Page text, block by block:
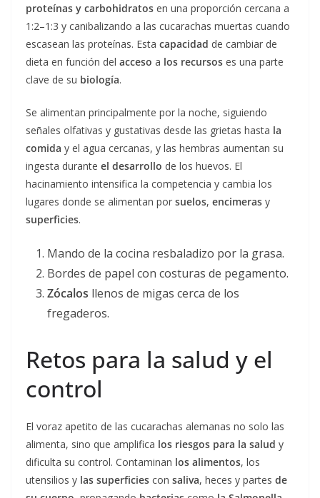
proteínas y carbohidratos en una proporción cercana a
1:2–1:3 y canibalizando a las cucarachas muertas cuando
escasean las proteínas. Esta capacidad de cambiar de
dieta en función del acceso a los recursos es una parte
clave de su biología.
Se alimentan principalmente por la noche, siguiendo
señales olfativas y gustativas desde las grietas hasta la
comida y el agua cercanas, y las hembras aumentan su
ingesta durante el desarrollo de los huevos. El
hacinamiento intensifica la competencia y cambia los
lugares donde se alimentan por suelos, encimeras y
superficies.
Mando de la cocina resbaladizo por la grasa.
Bordes de papel con costuras de pegamento.
Zócalos llenos de migas cerca de los
fregaderos.
Retos para la salud y el
control
El voraz apetito de las cucarachas alemanas no solo las
alimenta, sino que amplifica los riesgos para la salud y
dificulta su control. Contaminan los alimentos, los
utensilios y las superficies con saliva, heces y partes de